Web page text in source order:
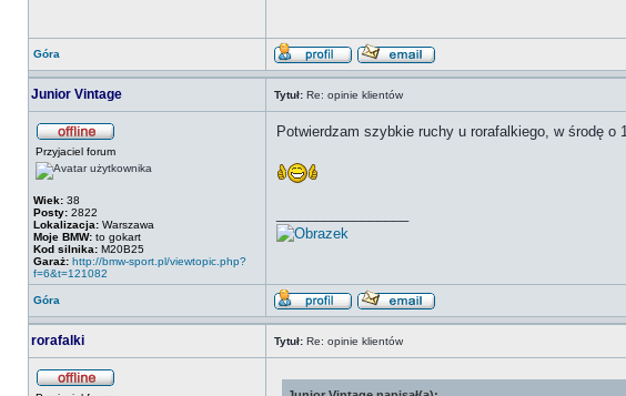
Góra
Junior Vintage Tytuł: Re: opinie klientów
Przyjaciel forum
Wiek: 38
Posty: 2822
Lokalizacja: Warszawa
Moje BMW: to gokart
Kod silnika: M20B25
Garaż: http://bmw-sport.pl/viewtopic.php?
f=6&t=121082
Potwierdzam szybkie ruchy u rorafalkiego, w środę o
Góra
rorafalki Tytuł: Re: opinie klientów